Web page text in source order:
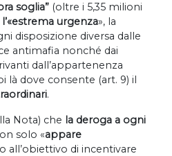
soglia” (oltre i 5,35 milioni
l’«estrema urgenza», la
disposizione diversa dalle
antimafia nonché dai
dall’appartenenza
là dove consente (art. 9) il
.
Nota) che la deroga a ogni
solo «appare
all’obiettivo di incentivare